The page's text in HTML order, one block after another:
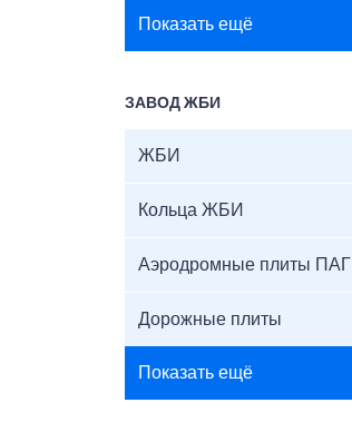
Показать ещё
ЗАВОД ЖБИ
ЖБИ
Кольца ЖБИ
Аэродромные плиты ПАГ
Дорожные плиты
Показать ещё